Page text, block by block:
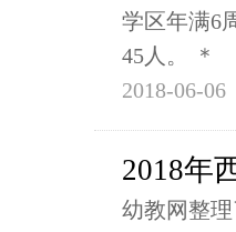
学区年满6
45人。 ＊
2018-06-06
2018年
幼教网整